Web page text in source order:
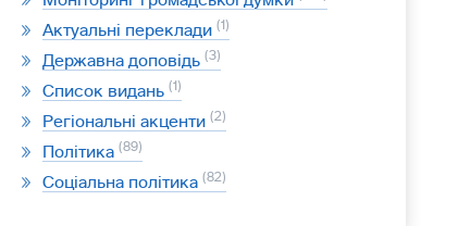
Актуальні переклади 1
Державна доповідь 3
Список видань 1
Регіональні акценти 2
Політика 89
Соціальна політика 82